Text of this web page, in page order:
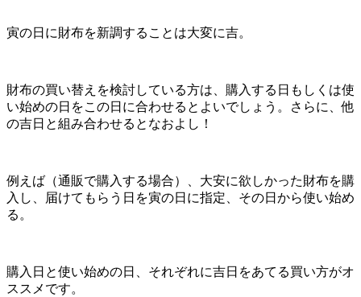
寅の日に財布を新調することは大変に吉。
財布の買い替えを検討している方は、購入する日もしくは使
い始めの日をこの日に合わせるとよいでしょう。さらに、他
の吉日と組み合わせるとなおよし！
例えば（通販で購入する場合）、大安に欲しかった財布を購
入し、届けてもらう日を寅の日に指定、その日から使い始め
る。
購入日と使い始めの日、それぞれに吉日をあてる買い方がオ
ススメです。